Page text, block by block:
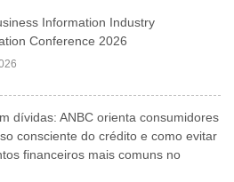
Information Industry
Conference 2026
dívidas: ANBC orienta consumidores
consciente do crédito e como evitar
financeiros mais comuns no